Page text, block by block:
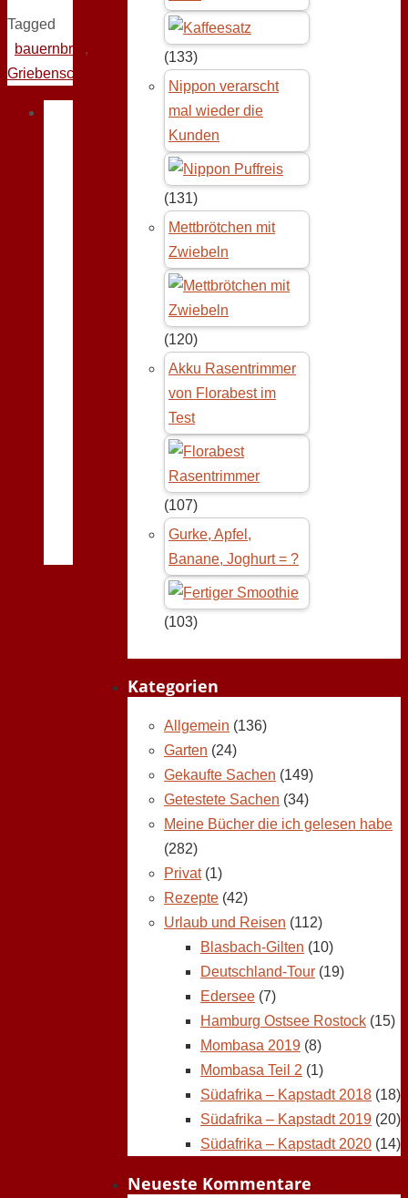
Tagged
bauernbrot ,
Griebenschmalz
(133)
Nippon verarscht
mal wieder die
Kunden
(131)
Mettbrötchen mit
Zwiebeln
(120)
Akku Rasentrimmer
von Florabest im
Test
(107)
Gurke, Apfel,
Banane, Joghurt = ?
(103)
Kategorien
Allgemein (136)
Garten (24)
Gekaufte Sachen (149)
Getestete Sachen (34)
Meine Bücher die ich gelesen habe
(282)
Privat(1)
Rezepte (42)
Urlaub und Reisen (112)
Blasbach-Gilten (10)
Deutschland-Tour (19)
Edersee (7)
Hamburg Ostsee Rostock (15)
Mombasa 2019 (8)
Mombasa Teil 2 (1)
Südafrika – Kapstadt 2018 (18)
Südafrika – Kapstadt 2019 (20)
Südafrika – Kapstadt 2020 (14)
Neueste Kommentare